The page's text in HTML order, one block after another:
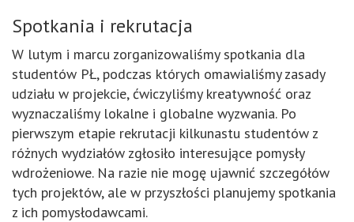
Spotkania i rekrutacja
W lutym i marcu zorganizowaliśmy spotkania dla
studentów PŁ, podczas których omawialiśmy zasady
udziału w projekcie, ćwiczyliśmy kreatywność oraz
wyznaczaliśmy lokalne i globalne wyzwania. Po
pierwszym etapie rekrutacji kilkunastu studentów z
różnych wydziałów zgłosiło interesujące pomysły
wdrożeniowe. Na razie nie mogę ujawnić szczegółów
tych projektów, ale w przyszłości planujemy spotkania
z ich pomysłodawcami.